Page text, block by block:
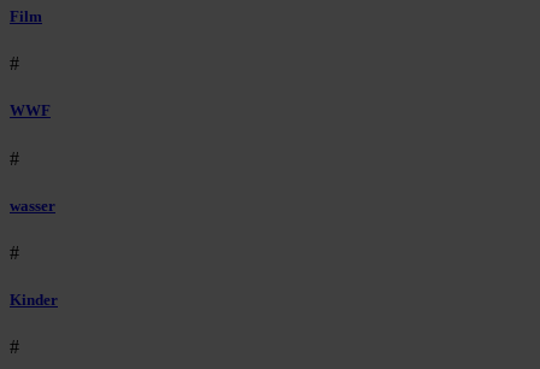
Film
#
WWF
#
wasser
#
Kinder
#